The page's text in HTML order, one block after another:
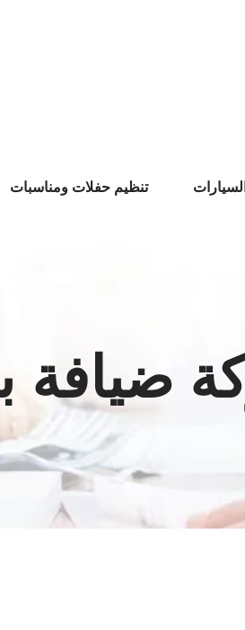
تنظيم حفلات ومناسبات
ضيافة